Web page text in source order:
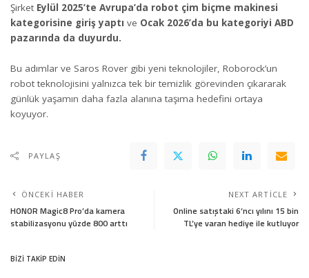
Şirket Eylül 2025’te Avrupa’da robot çim biçme makinesi
kategorisine giriş yaptı ve Ocak 2026’da bu kategoriyi ABD
pazarında da duyurdu.
Bu adımlar ve Saros Rover gibi yeni teknolojiler, Roborock’un
robot teknolojisini yalnızca tek bir temizlik görevinden çıkararak
günlük yaşamın daha fazla alanına taşıma hedefini ortaya
koyuyor.
PAYLAŞ
ÖNCEKI HABER
HONOR Magic8 Pro’da kamera
stabilizasyonu yüzde 800 arttı
NEXT ARTICLE
Online satıştaki 6’ncı yılını 15 bin
TL’ye varan hediye ile kutluyor
BİZİ TAKİP EDİN